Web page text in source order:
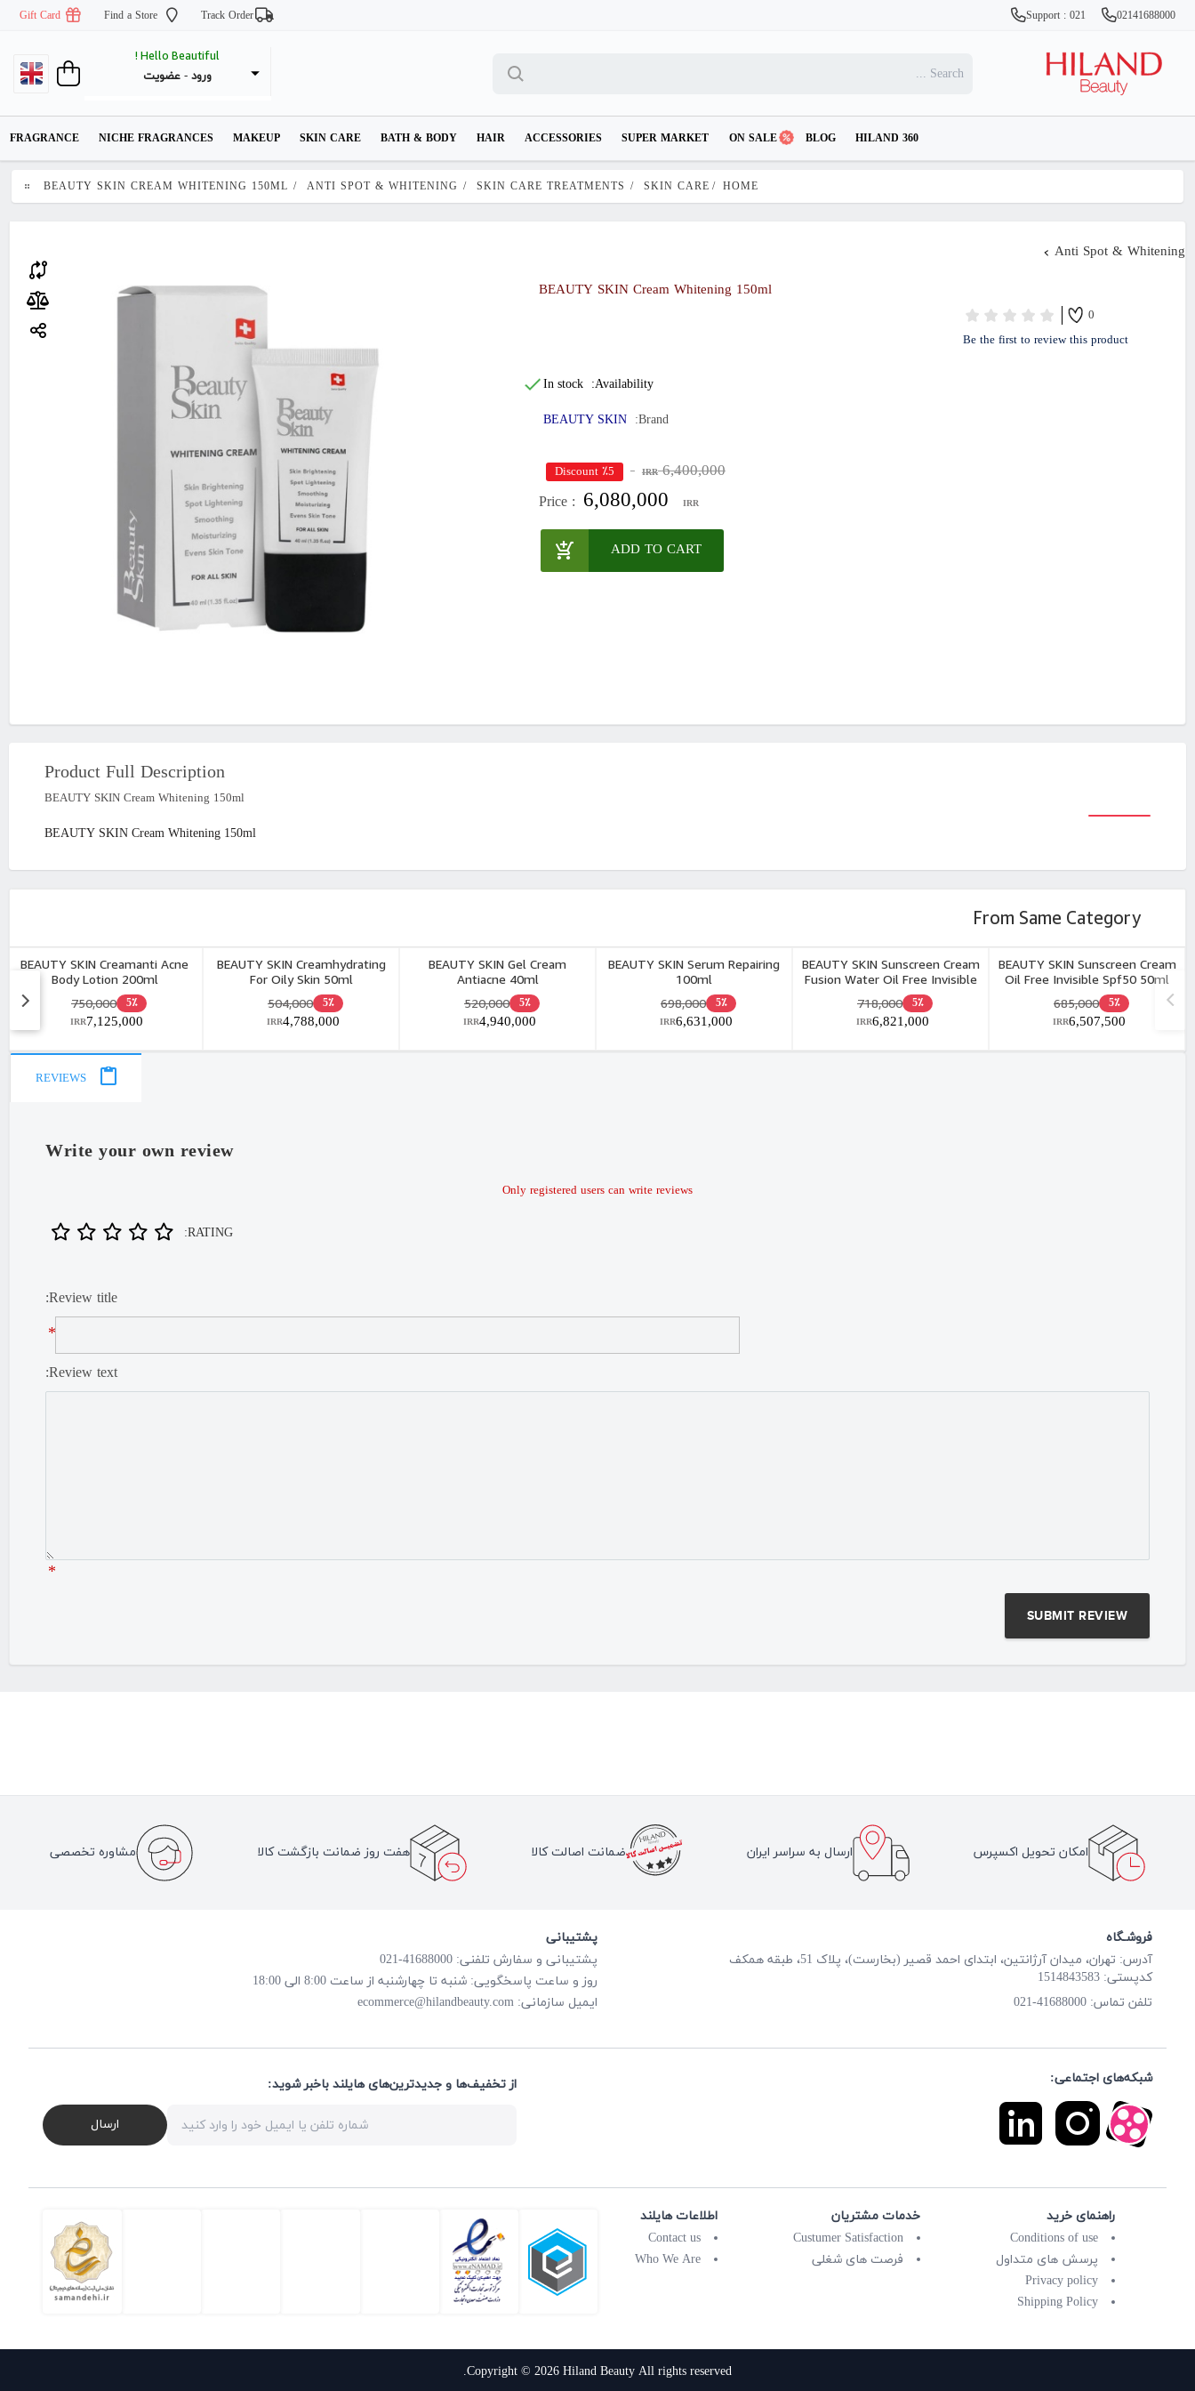
Support : 021 02141688000
Track Order
Find a Store
Gift Card
Hello Beautiful !
ورود - عضویت
FRAGRANCE NICHE FRAGRANCES MAKEUP SKIN CARE BATH & BODY HAIR ACCESSORIES SUPER MARKET ON SALE BLOG HILAND 360
HOME
/
SKIN CARE
/
SKIN CARE TREATMENTS
/
ANTI SPOT & WHITENING
/
BEAUTY SKIN CREAM WHITENING 150ML
Anti Spot & Whitening
BEAUTY SKIN Cream Whitening 150ml
0
Be the first to review this product
Availability:
In stock
Brand:
BEAUTY SKIN
6,400,000
IRR ٪5 Discount
Price : 6,080,000 IRR
ADD TO CART
Product Full Description
BEAUTY SKIN Cream Whitening 150ml
BEAUTY SKIN Cream Whitening 150ml
From Same Category
BEAUTY SKIN Creamanti Acne
Body Lotion 200ml
5٪ 750,000
7,125,000
IRR
BEAUTY SKIN Creamhydrating
For Oily Skin 50ml
5٪ 504,000
4,788,000
IRR
BEAUTY SKIN Gel Cream
Antiacne 40ml
5٪ 520,000
4,940,000
IRR
BEAUTY SKIN Serum Repairing
100ml
5٪ 698,000
6,631,000
IRR
BEAUTY SKIN Sunscreen Cream
Fusion Water Oil Free Invisible
Spf50 50ml
5٪ 718,000
6,821,000
IRR
BEAUTY SKIN Sunscreen Cream
Oil Free Invisible Spf50 50ml
5٪ 685,000
6,507,500
IRR
REVIEWS
Write your own review
Only registered users can write reviews
RATING:
Review title:
*
Review text:
*
امکان تحویل اکسپرس ارسال به سراسر ایران ضمانت اصالت کالا هفت روز ضمانت بازگشت کالا مشاوره تخصصی
فروشـگاه
آدرس: تهران، میدان آرژانتین، ابتدای احمد قصیر (بخارست)، پلاک 51، طبقه همکف
کدپستی: 1514843583
تلفن تماس: 41688000-021
پشتیبانی
پشتیبانی و سفارش تلفنی: 41688000-021
روز و ساعت پاسخگویی: شنبه تا چهارشنبه از ساعت 8:00 الی 18:00
ایمیل سازمانی: ecommerce@hilandbeauty.com
شبکه‌های اجتماعی: از تخفیف‌ها و جدیدترین‌های هایلند باخبر شوید:
ارسال
راهنمای خرید
Conditions of use
پرسش های متداول
Privacy policy
Shipping Policy
خدمات مشتریان
Custumer Satisfaction
فرصت های شغلی
اطلاعات هایلند
Contact us
Who We Are
Copyright © 2026 Hiland Beauty All rights reserved.